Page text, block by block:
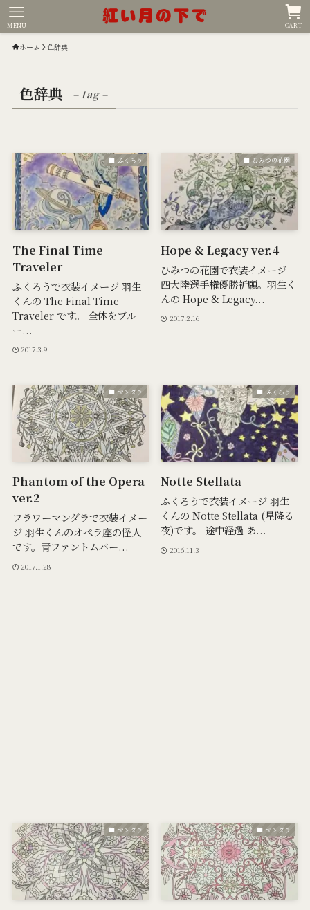
CART
MENU
ホーム 色辞典
色辞典 – tag –
ふくろう
The Final Time
Traveler
ふくろうで衣装イメージ 羽生
くんの The Final Time
Traveler です。 全体をブル
ー...
2017.3.9
ひみつの花園
Hope & Legacy ver.4
ひみつの花園で衣装イメージ
四大陸選手権優勝祈願。羽生く
んの Hope & Legacy...
2017.2.16
マンダラ
Phantom of the Opera
ver.2
フラワーマンダラで衣装イメー
ジ 羽生くんのオペラ座の怪人
です。青ファントムバー...
2017.1.28
ふくろう
Notte Stellata
ふくろうで衣装イメージ 羽生
くんの Notte Stellata (星降る
夜)です。 途中経過 あ...
2016.11.3
マンダラ マンダラ